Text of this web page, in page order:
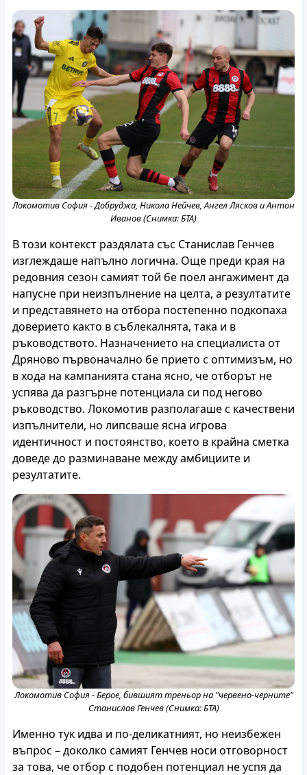
Локомотив София - Добруджа, Никола Нейчев, Ангел Лясков и Антон
Иванов (Снимка: БТА)
В този контекст раздялата със Станислав Генчев
изглеждаше напълно логична. Още преди края на
редовния сезон самият той бе поел ангажимент да
напусне при неизпълнение на целта, а резултатите
и представянето на отбора постепенно подкопаха
доверието както в съблекалнята, така и в
ръководството. Назначението на специалиста от
Дряново първоначално бе прието с оптимизъм, но
в хода на кампанията стана ясно, че отборът не
успява да разгърне потенциала си под негово
ръководство. Локомотив разполагаше с качествени
изпълнители, но липсваше ясна игрова
идентичност и постоянство, което в крайна сметка
доведе до разминаване между амбициите и
резултатите.
Локомотив София - Берое, бившият треньор на "червено-черните"
Станислав Генчев (Снимка: БТА)
Именно тук идва и по-деликатният, но неизбежен
въпрос – доколко самият Генчев носи отговорност
за това, че отбор с подобен потенциал не успя да